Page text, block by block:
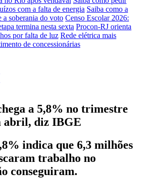
com a falta de energia Saiba como a
a soberania do voto Censo Escolar 2026:
termina nesta sexta Procon-RJ orienta
por falta de luz Rede elétrica mais
de concessionárias
a 5,8% no trimestre
abril, diz IBGE
indica que 6,3 milhões
trabalho no
conseguiram.